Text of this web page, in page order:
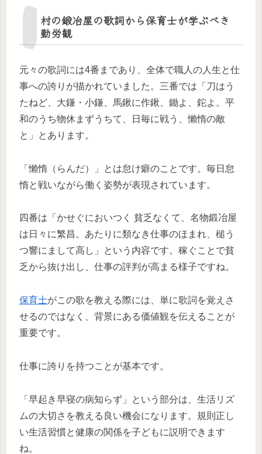
村の鍛冶屋の歌詞から保育士が学ぶべき
勤労観
元々の歌詞には4番まであり、全体で職人の人生と仕
事への誇りが描かれていました。三番では「刀はう
たねど、大鎌・小鎌、馬鍬に作鍬、鋤よ、鉈よ。平
和のうち物休まずうちて、日毎に戦う、懶惰の敵
と」とあります。
「懶惰（らんだ）」とは怠け癖のことです。毎日怠
惰と戦いながら働く姿勢が表現されています。
四番は「かせぐにおいつく 貧乏なくて、名物鍛冶屋
は日々に繁昌。あたりに類なき仕事のほまれ、槌う
つ響にまして高し」という内容です。稼ぐことで貧
乏から抜け出し、仕事の評判が高まる様子ですね。
保育士がこの歌を教える際には、単に歌詞を覚えさ
せるのではなく、背景にある価値観を伝えることが
重要です。
仕事に誇りを持つことが基本です。
「早起き早寝の病知らず」という部分は、生活リズ
ムの大切さを教える良い機会になります。規則正し
い生活習慣と健康の関係を子どもに説明できます
ね。